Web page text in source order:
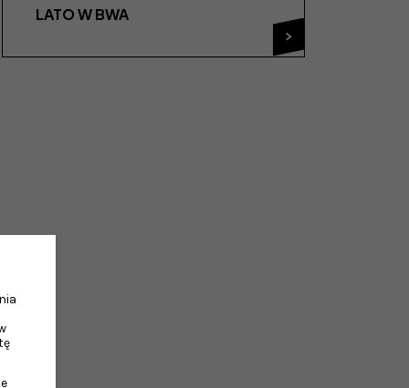
LATO W BWA